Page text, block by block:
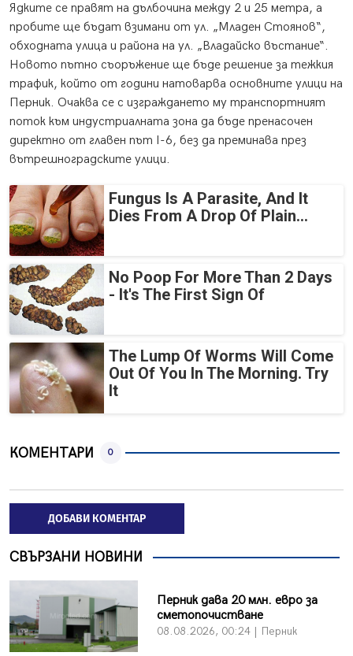
Ядките се правят на дълбочина между 2 и 25 метра, а
пробите ще бъдат взимани от ул. „Младен Стоянов“,
обходната улица и района на ул. „Владайско въстание“.
Новото пътно съоръжение ще бъде решение за тежкия
трафик, който от години натоварва основните улици на
Перник. Очаква се с изграждането му транспортният
поток към индустриалната зона да бъде пренасочен
директно от главен път I-6, без да преминава през
вътрешноградските улици.
Fungus Is A Parasite, And It
Dies From A Drop Of Plain...
No Poop For More Than 2 Days
- It's The First Sign Of
The Lump Of Worms Will Come
Out Of You In The Morning. Try
It
КОМЕНТАРИ 0
ДОБАВИ КОМЕНТАР
СВЪРЗАНИ НОВИНИ
Перник дава 20 млн. евро за
сметопочистване
08.08.2026, 00:24 | Перник